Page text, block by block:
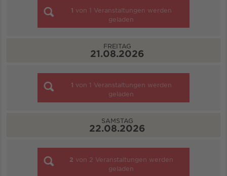
1 von 1 Veranstaltungen werden
geladen
FREITAG
21.08.2026
1 von 1 Veranstaltungen werden
geladen
SAMSTAG
22.08.2026
2 von 2 Veranstaltungen werden
geladen